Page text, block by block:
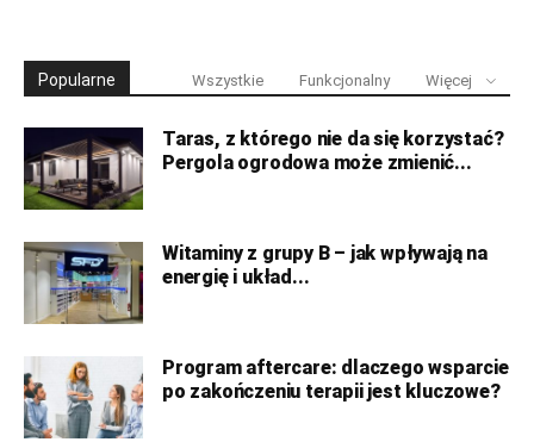
Popularne Wszystkie Funkcjonalny Więcej
Taras, z którego nie da się korzystać?
Pergola ogrodowa może zmienić...
Witaminy z grupy B – jak wpływają na
energię i układ...
Program aftercare: dlaczego wsparcie
po zakończeniu terapii jest kluczowe?